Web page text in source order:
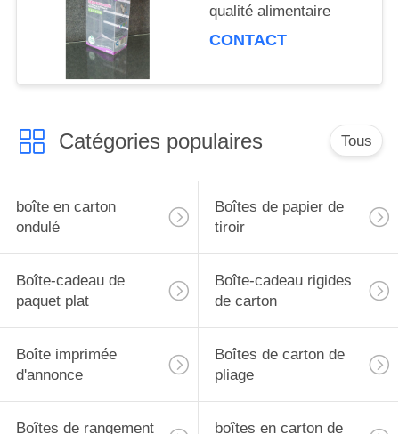
qualité alimentaire
CONTACT
Catégories populaires Tous
boîte en carton
ondulé
Boîtes de papier de
tiroir
Boîte-cadeau de
paquet plat
Boîte-cadeau rigides
de carton
Boîte imprimée
d'annonce
Boîtes de carton de
pliage
Boîtes de rangement boîtes en carton de